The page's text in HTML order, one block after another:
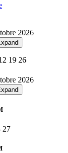
2026
19 26
2026
27